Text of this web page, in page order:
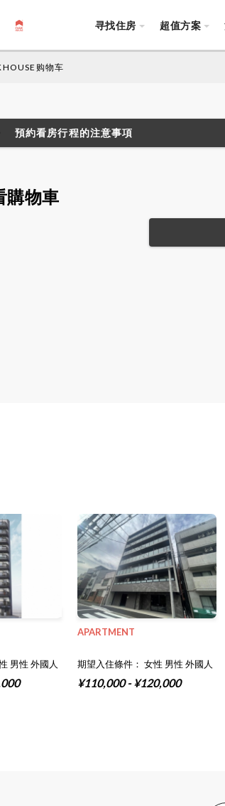
寻找住房 超值方案
购物车
預約看房行程的注意事項
自行確認各房型的空房狀態。
件有空房・即將空房時，即可下訂。
購物車
男性 外國人
APARTMENT
期望入住條件： 女性 男性 外國人
¥110,000 - ¥120,000